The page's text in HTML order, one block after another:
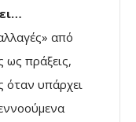
από
ως πράξεις,
όταν υπάρχει